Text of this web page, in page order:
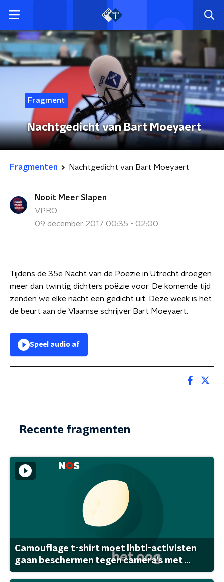
Fragment
Nachtgedicht van Bart Moeyaert
Fragmenten Nachtgedicht van Bart Moeyaert
Nooit Meer Slapen
VPRO
09 december 2017 00:35 - 02:00
Tijdens de 35e Nacht van de Poëzie in Utrecht droegen
meer dan twintig dichters poëzie voor. De komende tijd
zenden we elke nacht een gedicht uit. Deze week is het
de beurt aan de Vlaamse schrijver Bart Moeyaert.
Speel audio af
Recente fragmenten
Camouflage t-shirt moet lhbti-activisten
gaan beschermen tegen camera's met ...